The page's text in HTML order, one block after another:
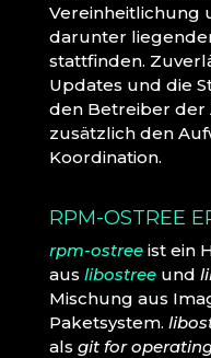
Vereinheitlichung
darunter
stattfinden.
Updates und die
den Betreiber der
zusätzlich den
Koordination.
RPM-OSTREE
rpm-ostreeist ein
aus libostreeund
Mischung aus
Paketsystem.
als git for